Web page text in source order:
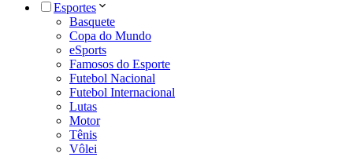
Esportes
Basquete
Copa do Mundo
eSports
Famosos do Esporte
Futebol Nacional
Futebol Internacional
Lutas
Motor
Tênis
Vôlei